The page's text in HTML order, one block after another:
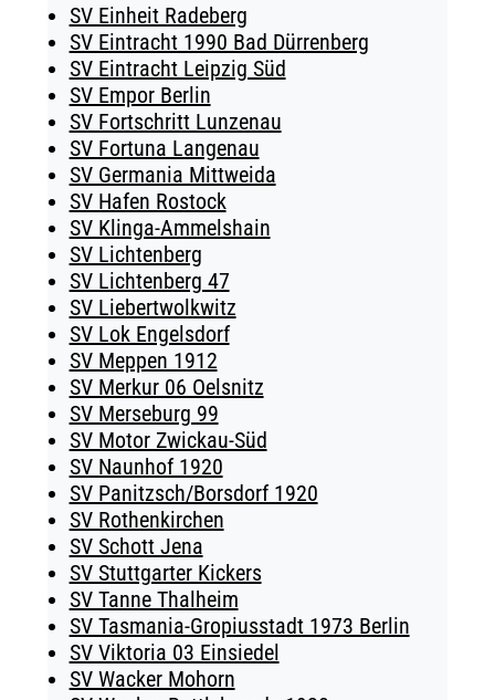
SV Einheit Radeberg
SV Eintracht 1990 Bad Dürrenberg
SV Eintracht Leipzig Süd
SV Empor Berlin
SV Fortschritt Lunzenau
SV Fortuna Langenau
SV Germania Mittweida
SV Hafen Rostock
SV Klinga-Ammelshain
SV Lichtenberg
SV Lichtenberg 47
SV Liebertwolkwitz
SV Lok Engelsdorf
SV Meppen 1912
SV Merkur 06 Oelsnitz
SV Merseburg 99
SV Motor Zwickau-Süd
SV Naunhof 1920
SV Panitzsch/​Borsdorf 1920
SV Rothenkirchen
SV Schott Jena
SV Stuttgarter Kickers
SV Tanne Thalheim
SV Tasmania-Gropiusstadt 1973 Berlin
SV Viktoria 03 Einsiedel
SV Wacker Mohorn